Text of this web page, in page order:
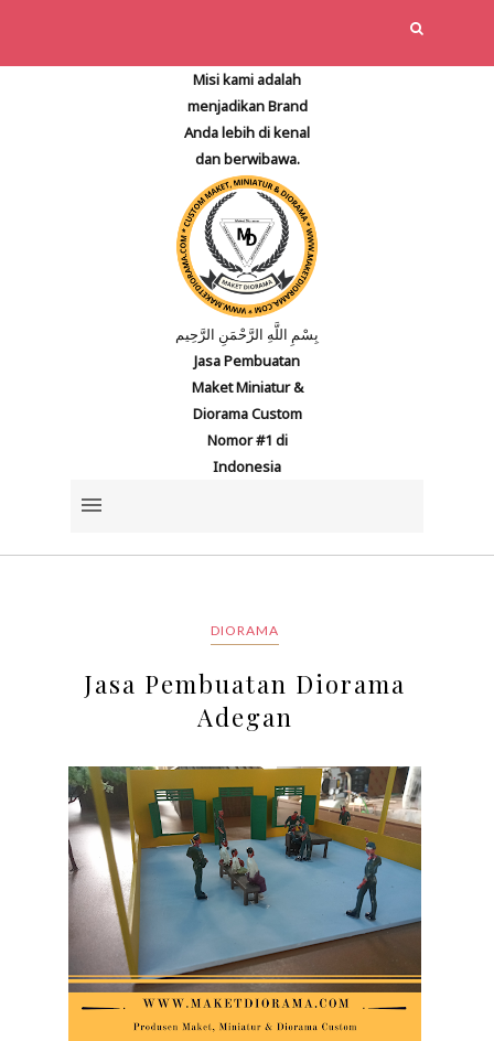
Misi kami adalah
menjadikan Brand
Anda lebih di kenal
dan berwibawa.
بِسْمِ اللَّهِ الرَّحْمَنِ الرَّحِيم
Jasa Pembuatan
Maket Miniatur &
Diorama Custom
Nomor #1 di
Indonesia
DIORAMA
Jasa Pembuatan Diorama
Adegan